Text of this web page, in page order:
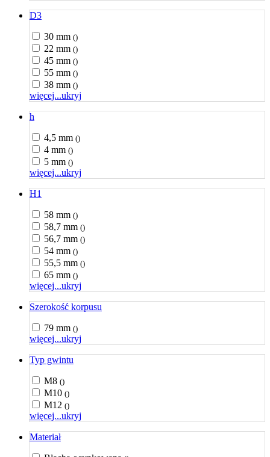
D3
30 mm ()
22 mm ()
45 mm ()
55 mm ()
38 mm ()
więcej...ukryj
h
4,5 mm ()
4 mm ()
5 mm ()
więcej...ukryj
H1
58 mm ()
58,7 mm ()
56,7 mm ()
54 mm ()
55,5 mm ()
65 mm ()
więcej...ukryj
Szerokość korpusu
79 mm ()
więcej...ukryj
Typ gwintu
M8 ()
M10 ()
M12 ()
więcej...ukryj
Materiał